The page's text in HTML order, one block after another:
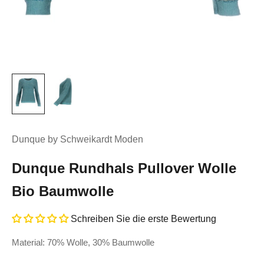
Dunque by Schweikardt Moden
Dunque Rundhals Pullover Wolle
Bio Baumwolle
Schreiben Sie die erste Bewertung
Material: 70% Wolle, 30% Baumwolle